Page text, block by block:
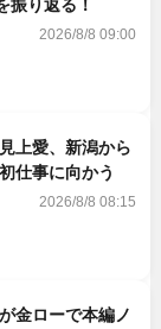
り返る！
2026/8/8 09:00
上愛、新潟から
仕事に向かう
2026/8/8 08:15
金ローで本編ノ